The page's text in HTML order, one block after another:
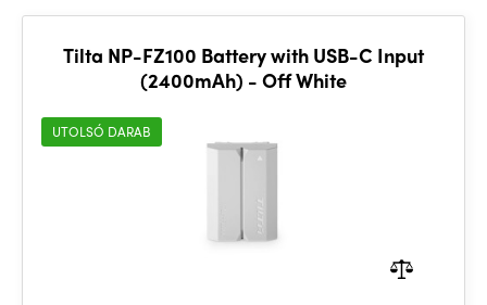
Tilta NP-FZ100 Battery with USB-C Input
(2400mAh) - Off White
UTOLSÓ DARAB